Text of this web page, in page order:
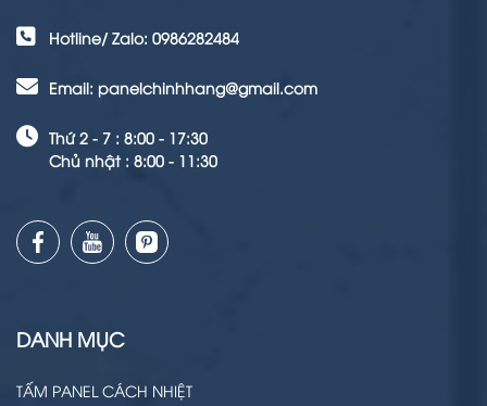
Hotline/ Zalo: 0986282484
Email: panelchinhhang@gmail.com
Thứ 2 - 7 : 8:00 - 17:30
Chủ nhật : 8:00 - 11:30
DANH MỤC
TẤM PANEL CÁCH NHIỆT